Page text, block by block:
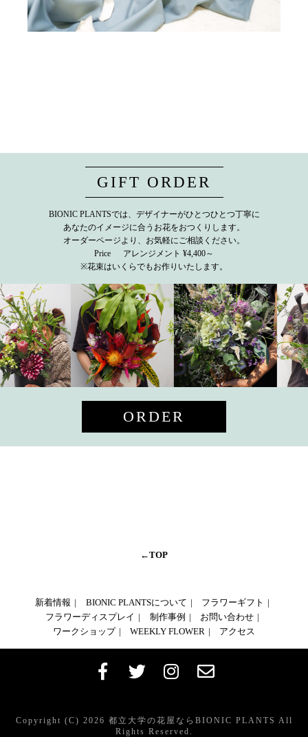
GIFT ORDER
BIONIC PLANTSでは、デザイナーがひとつひとつ丁寧に
あなたのイメージに合うお花をおつくりします。
オーダーページより、お気軽にご相談ください。
Price アレンジメント ¥4,400～
※花束はいくらでもお作りいたします。
ORDER
←TOP
新着情報 BIONIC PLANTSについて
フラワーギフト
フラワーディスプレイ
制作事例
お問い合わせ
ワークショップ
WEEKLY FLOWER アクセス
Copyright (C) 2026 都立大学の花屋ならBIONIC PLANTS All
Rights Reserved.